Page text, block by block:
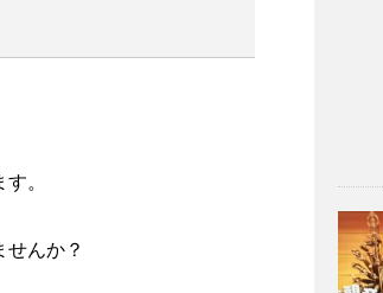
。
んか？